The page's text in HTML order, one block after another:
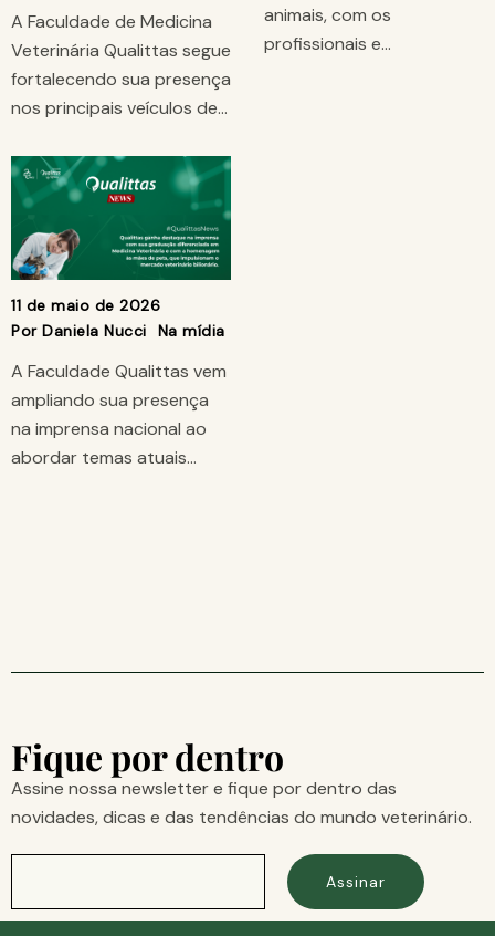
A Faculdade de Medicina
Veterinária Qualittas segue
fortalecendo sua presença
nos principais veículos de…
animais, com os
profissionais e…
11 de maio de 2026
Por Daniela Nucci Na mídia
A Faculdade Qualittas vem
ampliando sua presença
na imprensa nacional ao
abordar temas atuais…
Fique por dentro
Assine nossa newsletter e fique por dentro das
novidades, dicas e das tendências do mundo veterinário.
Assinar